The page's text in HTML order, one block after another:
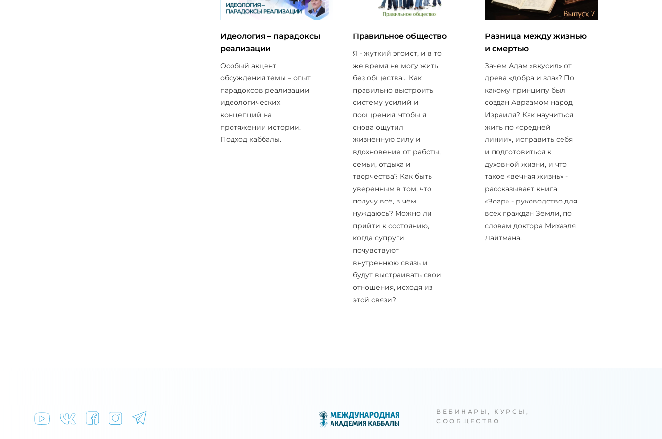
Идеология – парадоксы
реализации
Особый акцент
обсуждения темы – опыт
парадоксов реализации
идеологических
концепций на
протяжении истории.
Подход каббалы.
Правильное общество
Я - жуткий эгоист, и в то
же время не могу жить
без общества... Как
правильно выстроить
систему усилий и
поощрения, чтобы я
снова ощутил
жизненную силу и
вдохновение от работы,
семьи, отдыха и
творчества? Как быть
уверенным в том, что
получу всё, в чём
нуждаюсь? Можно ли
прийти к состоянию,
когда супруги
почувствуют
внутреннюю связь и
будут выстраивать свои
отношения, исходя из
этой связи?
Разница между жизнью
и смертью
Зачем Адам «вкусил» от
древа «добра и зла»? По
какому принципу был
создан Авраамом народ
Израиля? Как научиться
жить по «средней
линии», исправить себя
и подготовиться к
духовной жизни, и что
такое «вечная жизнь» -
рассказывает книга
«Зоар» - руководство для
всех граждан Земли, по
словам доктора Михаэля
Лайтмана.
ВЕБИНАРЫ, КУРСЫ,
СООБЩЕСТВО